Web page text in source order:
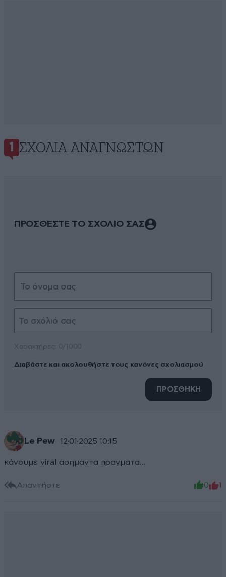
1 ΣΧΌΛΙΑ ΑΝΑΓΝΩΣΤΏΝ
ΠΡΟΣΘΕΣΤΕ ΤΟ ΣΧΟΛΙΟ ΣΑΣ
Διαβάστε και ακολουθήστε τους κανόνες σχολιασμού
ΠΡΟΣΘΗΚΗ
Le Pew 12·01·2025 10:15
κάνουμε viral ασημαντα πραγματα...
Απαντήστε 0 1